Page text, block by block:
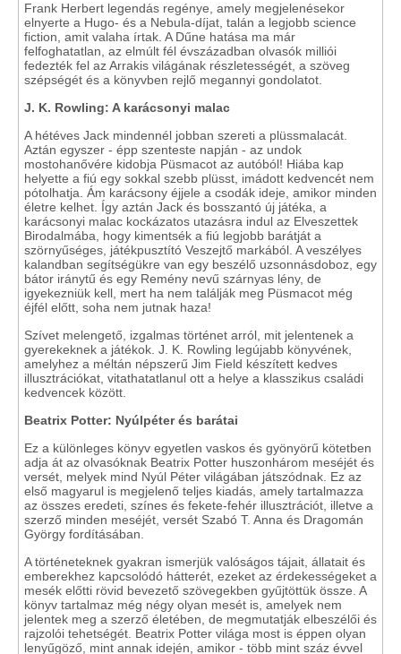
Frank Herbert legendás regénye, amely megjelenésekor
elnyerte a Hugo- és a Nebula-díjat, talán a legjobb science
fiction, amit valaha írtak. A Dűne hatása ma már
felfoghatatlan, az elmúlt fél évszázadban olvasók milliói
fedezték fel az Arrakis világának részletességét, a szöveg
szépségét és a könyvben rejlő megannyi gondolatot.
J. K. Rowling: A karácsonyi malac
A hétéves Jack mindennél jobban szereti a plüssmalacát.
Aztán egyszer - épp szenteste napján - az undok
mostohanővére kidobja Püsmacot az autóból! Hiába kap
helyette a fiú egy sokkal szebb plüsst, imádott kedvencét nem
pótolhatja. Ám karácsony éjjele a csodák ideje, amikor minden
életre kelhet. Így aztán Jack és bosszantó új játéka, a
karácsonyi malac kockázatos utazásra indul az Elveszettek
Birodalmába, hogy kimentsék a fiú legjobb barátját a
szörnyűséges, játékpusztító Veszejtő markából. A veszélyes
kalandban segítségükre van egy beszélő uzsonnásdoboz, egy
bátor iránytű és egy Remény nevű szárnyas lény, de
igyekezniük kell, mert ha nem találják meg Püsmacot még
éjfél előtt, soha nem jutnak haza!
Szívet melengető, izgalmas történet arról, mit jelentenek a
gyerekeknek a játékok. J. K. Rowling legújabb könyvének,
amelyhez a méltán népszerű Jim Field készített kedves
illusztrációkat, vitathatatlanul ott a helye a klasszikus családi
kedvencek között.
Beatrix Potter: Nyúlpéter és barátai
Ez a különleges könyv egyetlen vaskos és gyönyörű kötetben
adja át az olvasóknak Beatrix Potter huszonhárom meséjét és
versét, melyek mind Nyúl Péter világában játszódnak. Ez az
első magyarul is megjelenő teljes kiadás, amely tartalmazza
az összes eredeti, színes és fekete-fehér illusztrációt, illetve a
szerző minden meséjét, versét Szabó T. Anna és Dragomán
György fordításában.
A történeteknek gyakran ismerjük valóságos tájait, állatait és
emberekhez kapcsolódó hátterét, ezeket az érdekességeket a
mesék előtti rövid bevezető szövegekben gyűjtöttük össze. A
könyv tartalmaz még négy olyan mesét is, amelyek nem
jelentek meg a szerző életében, de megmutatják elbeszélői és
rajzolói tehetségét. Beatrix Potter világa most is éppen olyan
lenyűgöző, mint annak idején, amikor - több mint száz évvel